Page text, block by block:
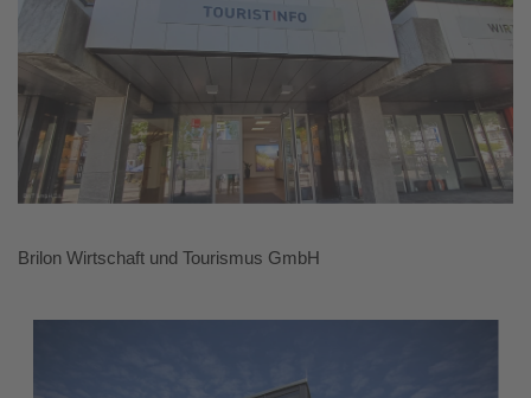
Brilon Wirtschaft und Tourismus GmbH